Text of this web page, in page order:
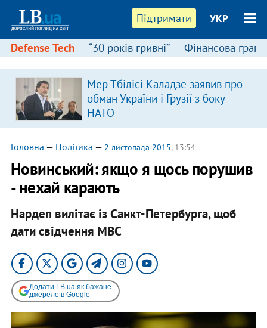
Підтримати УКР
Defense Tech “30 років гривні” Фінансова
Мер Тбілісі Каладзе заявив про
обман України і Грузії з боку
НАТО
Головна — Політика — 2 листопада 2015, 13:54
Новинський: якщо я щось порушив
- нехай карають
Нардеп вилітає із Санкт-Петербурга, щоб
дати свідчення МВС
Додати LB.ua як бажане
джерело в Google